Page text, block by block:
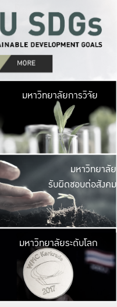
มหาวิ
มีพื้นที่เขียวสดใส
เป็นป่าในเมือง เกษต
มหาวิทยาลัยการวิจัย
มหาวิ
ค
เปิดประ
และพบเรื่องราวใ
มหาวิทยาลัย
รับผิดชอบต่อสังคม
มหาวิ
เปลี่ยนแปลง แล
เพื่อทำง
ระบบสารสนเทศ
มหาวิทยาลัยระดับโลก